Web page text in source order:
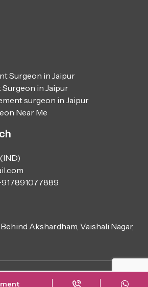
Surgeon in Jaipur
in Jaipur
surgeon in Jaipur
Near Me
Behind Akshardham, Vaishali Nagar,